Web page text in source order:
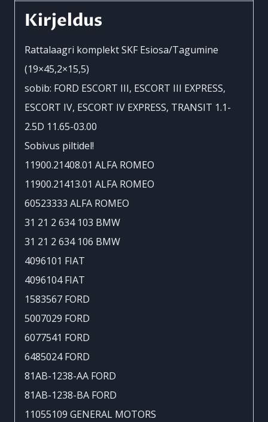
Escort.
Transit
65-
kogus
Kirjeldus
Rattalaagri komplekt SKF Esiosa/Tagumine
(19×45,2×15,5)
sobib: FORD ESCORT III, ESCORT III EXPRESS,
ESCORT IV, ESCORT IV EXPRESS, TRANSIT 1.1-
2.5D 11.65-03.00
Sobivus piltidel!
11900.21408.01 ALFA ROMEO
11900.21413.01 ALFA ROMEO
60523333 ALFA ROMEO
31 21 2 634 103 BMW
31 21 2 634 106 BMW
4096101 FIAT
4096104 FIAT
1583567 FORD
5007029 FORD
6077541 FORD
6485024 FORD
81AB-1238-AA FORD
81AB-1238-BA FORD
11055109 GENERAL MOTORS